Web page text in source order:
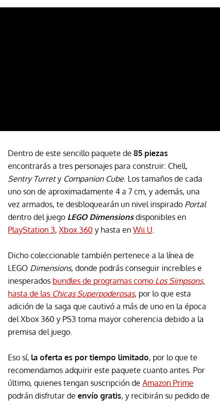
Dentro de este sencillo paquete de 85 piezas
encontrarás a tres personajes para construir: Chell,
Sentry Turrety Companion Cube. Los tamaños de cada
uno son de aproximadamente 4 a 7 cm, y además, una
vez armados, te desbloquearán un nivel inspirado Portal
dentro del juego LEGO Dimensions disponibles en
PlayStation 3, Xbox 360 y hasta en Wii U.
Dicho coleccionable también pertenece a la línea de
LEGO Dimensions, donde podrás conseguir increíbles e
inesperados bundles de programas como Los Simpsons,
hasta de las Chicas Superpoderosas, por lo que esta
adición de la saga que cautivó a más de uno en la época
del Xbox 360 y PS3 toma mayor coherencia debido a la
premisa del juego.
Eso sí, la oferta es por tiempo limitado, por lo que te
recomendamos adquirir este paquete cuanto antes. Por
último, quienes tengan suscripción de Amazon Prime
podrán disfrutar de envío gratis, y recibirán su pedido de